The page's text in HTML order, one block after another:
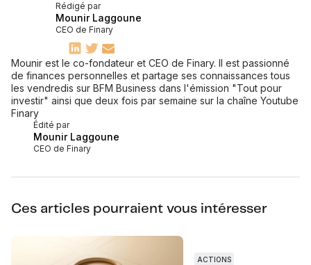
Édité par
Mounir Laggoune
CEO de Finary
Rédigé par
Mounir Laggoune
CEO de Finary
Mounir est le co-fondateur et CEO de Finary. Il est passionné
de finances personnelles et partage ses connaissances tous
les vendredis sur BFM Business dans l'émission "Tout pour
investir" ainsi que deux fois par semaine sur la chaîne Youtube
Finary
Ces articles pourraient vous intéresser
ACTIONS